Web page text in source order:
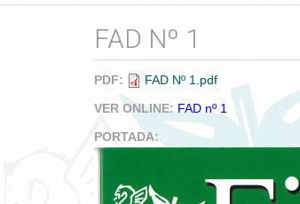
FAD Nº 1
PDF:
FAD Nº 1.pdf
VER ONLINE: FAD nº 1
PORTADA: